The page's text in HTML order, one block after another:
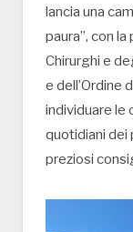
lancia una
paura”, con
Chirurghi e
e dell’Ordine
individuare le
quotidiani dei
preziosi